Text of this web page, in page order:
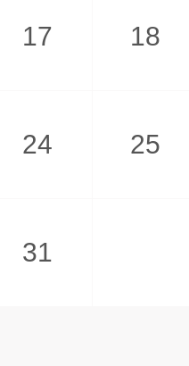
17 18
24 25
31